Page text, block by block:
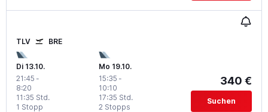
TLV BRE
Di 13.10.
21:45 -
8:20
1 Stopp
11:35 Std.
Mo 19.10.
15:35 -
10:10
2 Stopps
17:35 Std.
340 €
Suchen